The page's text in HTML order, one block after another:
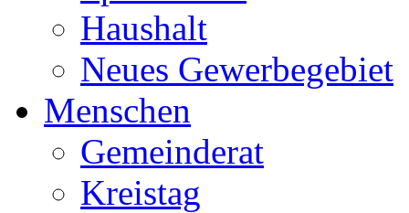
Haushalt
Neues Gewerbegebiet
Menschen
Gemeinderat
Kreistag